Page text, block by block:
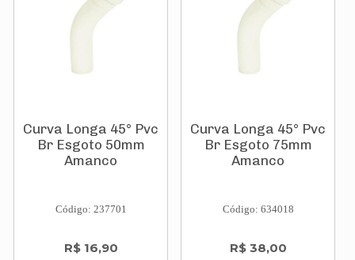
Curva Longa 45° Pvc
Br Esgoto 50mm
Amanco
Código: 237701
R$ 16,90
Curva Longa 45° Pvc
Br Esgoto 75mm
Amanco
Código: 634018
R$ 38,00